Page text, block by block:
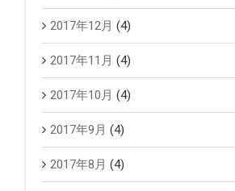
2017年12月 (4)
2017年11月 (4)
2017年10月 (4)
2017年9月 (4)
2017年8月 (4)